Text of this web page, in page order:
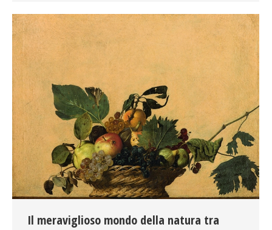
Il meraviglioso mondo della natura tra